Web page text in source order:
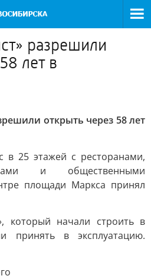
разрешили
лет в
открыть через 58 лет
в 25 этажей с ресторанами,
и общественными
площади Маркса принял
который начали строить в
принять в эксплуатацию.